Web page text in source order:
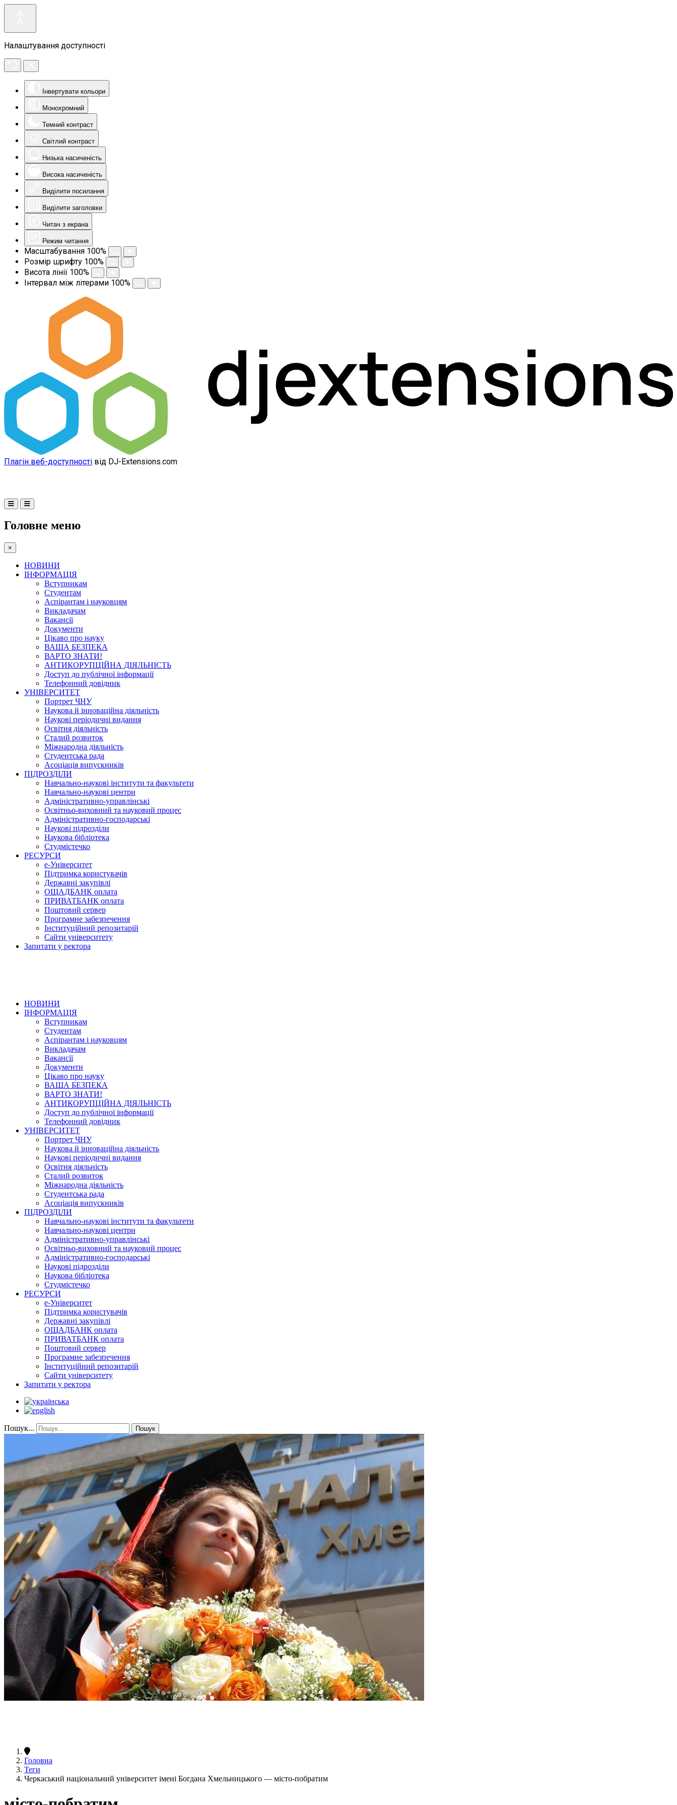
Налаштування доступності
Інвертувати кольори
Монохромний
Темний контраст
Світлий контраст
Низька насиченість
Висока насиченість
Виділити посилання
Виділити заголовки
Читач з екрана
Режим читання
Масштабування 100%
Розмір шрифту 100%
Висота лінії 100%
Інтервал між літерами 100%
Плагін веб-доступності від DJ-Extensions.com
Головне меню
×
НОВИНИ
ІНФОРМАЦІЯ
Вступникам
Студентам
Аспірантам і науковцям
Викладачам
Вакансії
Документи
Цікаво про науку
ВАША БЕЗПЕКА
ВАРТО ЗНАТИ!
АНТИКОРУПЦІЙНА ДІЯЛЬНІСТЬ
Доступ до публічної інформації
Телефонний довідник
УНІВЕРСИТЕТ
Портрет ЧНУ
Наукова й інноваційна діяльність
Наукові періодичні видання
Освітня діяльність
Сталий розвиток
Міжнародна діяльність
Студентська рада
Асоціація випускників
ПІДРОЗДІЛИ
Навчально-наукові інститути та факультети
Навчально-наукові центри
Адміністративно-управлінські
Освітньо-виховний та науковий процес
Адміністративно-господарські
Наукові підрозділи
Наукова бібліотека
Студмістечко
РЕСУРСИ
е-Університет
Підтримка користувачів
Державні закупівлі
ОЩАДБАНК оплата
ПРИВАТБАНК оплата
Поштовий сервер
Програмне забезпечення
Інституційний репозитарій
Сайти університету
Запитати у ректора
НОВИНИ
ІНФОРМАЦІЯ
Вступникам
Студентам
Аспірантам і науковцям
Викладачам
Вакансії
Документи
Цікаво про науку
ВАША БЕЗПЕКА
ВАРТО ЗНАТИ!
АНТИКОРУПЦІЙНА ДІЯЛЬНІСТЬ
Доступ до публічної інформації
Телефонний довідник
УНІВЕРСИТЕТ
Портрет ЧНУ
Наукова й інноваційна діяльність
Наукові періодичні видання
Освітня діяльність
Сталий розвиток
Міжнародна діяльність
Студентська рада
Асоціація випускників
ПІДРОЗДІЛИ
Навчально-наукові інститути та факультети
Навчально-наукові центри
Адміністративно-управлінські
Освітньо-виховний та науковий процес
Адміністративно-господарські
Наукові підрозділи
Наукова бібліотека
Студмістечко
РЕСУРСИ
е-Університет
Підтримка користувачів
Державні закупівлі
ОЩАДБАНК оплата
ПРИВАТБАНК оплата
Поштовий сервер
Програмне забезпечення
Інституційний репозитарій
Сайти університету
Запитати у ректора
Пошук... Пошук
Головна
Теги
Черкаський національний університет імені Богдана Хмельницького — місто-побратим